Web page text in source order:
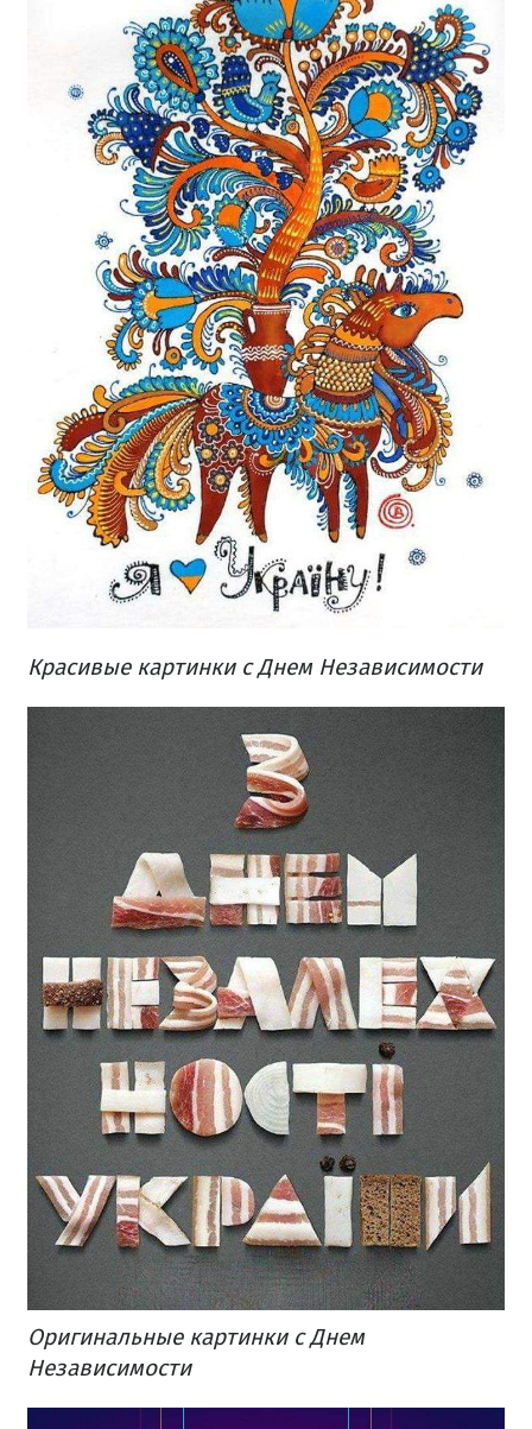
Красивые картинки с Днем Независимости
Оригинальные картинки с Днем
Независимости